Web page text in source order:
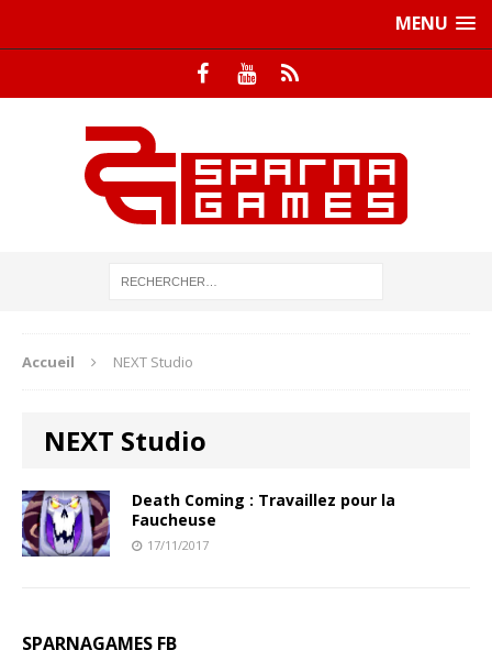
MENU
Accueil NEXT Studio
NEXT Studio
Death Coming : Travaillez pour la
Faucheuse
17/11/2017
SPARNAGAMES FB